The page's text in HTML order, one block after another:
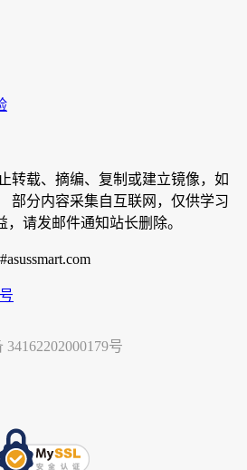
转载、摘编、复制或建立镜像，如
部分内容采集自互联网，仅供学习
请发邮件通知站长删除。
号